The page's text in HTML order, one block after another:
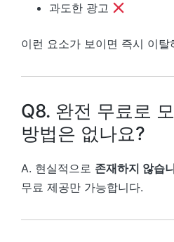
과도한 광고
이런 요소가 보이면 즉시 이탈
Q8. 완전 무료로
방법은 없나요?
A. 현실적으로 존재하지 않습
무료 제공만 가능합니다.